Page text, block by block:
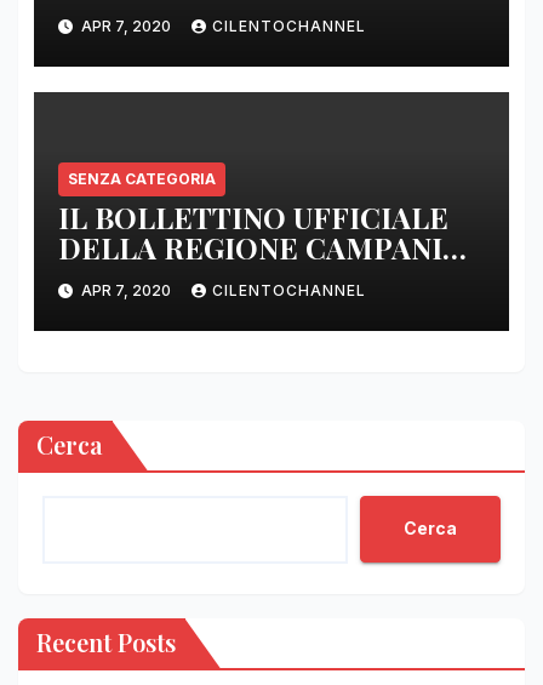
APR 7, 2020 CILENTOCHANNEL
SENZA CATEGORIA
IL BOLLETTINO UFFICIALE
DELLA REGIONE CAMPANIA
DELLE ORE 22.00
APR 7, 2020 CILENTOCHANNEL
Cerca
Cerca
Recent Posts